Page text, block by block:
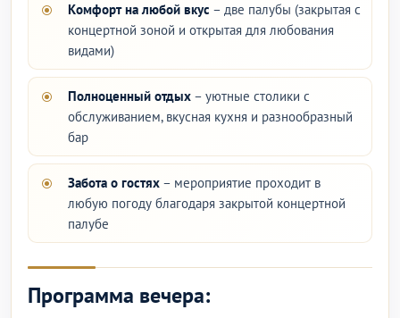
Комфорт на любой вкус – две палубы (закрытая с
концертной зоной и открытая для любования
видами)
Полноценный отдых – уютные столики с
обслуживанием, вкусная кухня и разнообразный
бар
Забота о гостях – мероприятие проходит в
любую погоду благодаря закрытой концертной
палубе
Программа вечера: